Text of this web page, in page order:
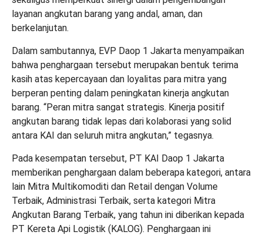
layanan angkutan barang yang andal, aman, dan
berkelanjutan.
Dalam sambutannya, EVP Daop 1 Jakarta menyampaikan
bahwa penghargaan tersebut merupakan bentuk terima
kasih atas kepercayaan dan loyalitas para mitra yang
berperan penting dalam peningkatan kinerja angkutan
barang. “Peran mitra sangat strategis. Kinerja positif
angkutan barang tidak lepas dari kolaborasi yang solid
antara KAI dan seluruh mitra angkutan,” tegasnya.
Pada kesempatan tersebut, PT KAI Daop 1 Jakarta
memberikan penghargaan dalam beberapa kategori, antara
lain Mitra Multikomoditi dan Retail dengan Volume
Terbaik, Administrasi Terbaik, serta kategori Mitra
Angkutan Barang Terbaik, yang tahun ini diberikan kepada
PT Kereta Api Logistik (KALOG). Penghargaan ini